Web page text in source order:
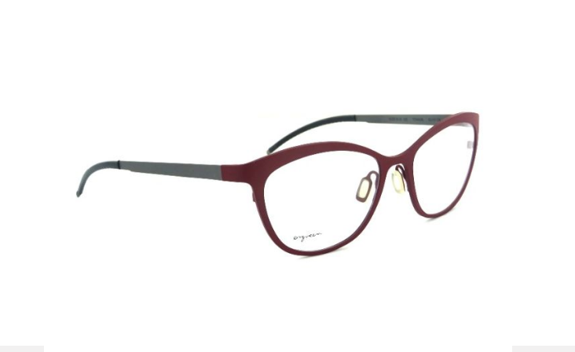
Gewicht:18g
Verglasbar:
Ja, Fortgeschritten
52-17-138 (Glasbreite-Steg-Bügellänge) M
Die Brillenfassungen wurden aus Materialien hergestellt, die Leichtigkeit,